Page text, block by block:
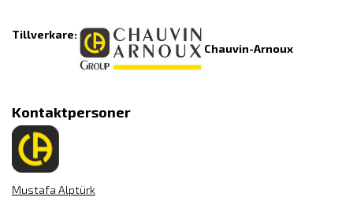
Tillverkare:
Chauvin-Arnoux
Kontaktpersoner
Mustafa Alptürk